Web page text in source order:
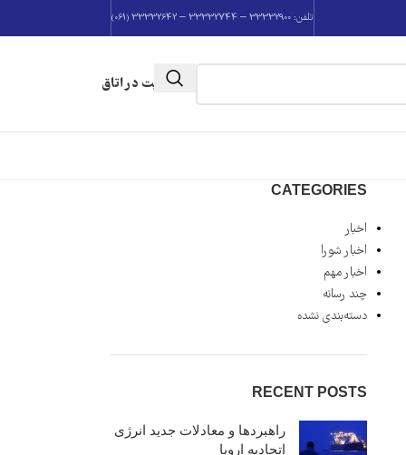
تلفن: 33332900 – 33332744 – 33332642 (061)
عضویت در اتاق
CATEGORIES
اخبار
اخبار شورا
اخبار مهم
چند رسانه
دسته‌بندی نشده
RECENT POSTS
راهبردها و معادلات جدید انرژی
اتحادیه اروپا